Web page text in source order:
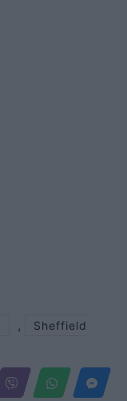
,
Sheffield